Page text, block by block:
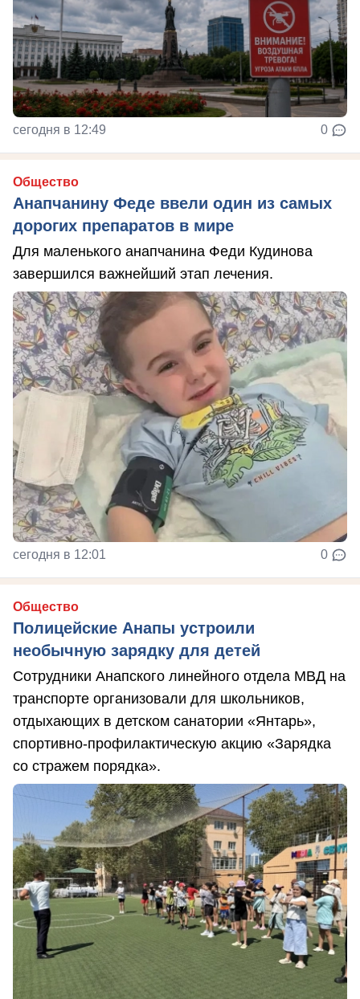
сегодня в 12:49 0
Общество
Анапчанину Феде ввели один из самых
дорогих препаратов в мире
Для маленького анапчанина Феди Кудинова
завершился важнейший этап лечения.
сегодня в 12:01 0
Общество
Полицейские Анапы устроили
необычную зарядку для детей
Сотрудники Анапского линейного отдела МВД на
транспорте организовали для школьников,
отдыхающих в детском санатории «Янтарь»,
спортивно-профилактическую акцию «Зарядка
со стражем порядка».